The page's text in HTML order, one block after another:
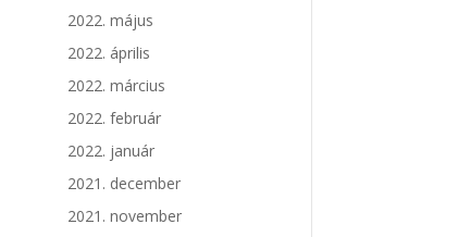
2022. május
2022. április
2022. március
2022. február
2022. január
2021. december
2021. november